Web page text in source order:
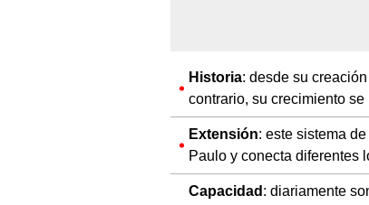
Historia: desde su
contrario, su crecimiento
Extensión: este sistema
Paulo y conecta diferentes
Capacidad : diariamente